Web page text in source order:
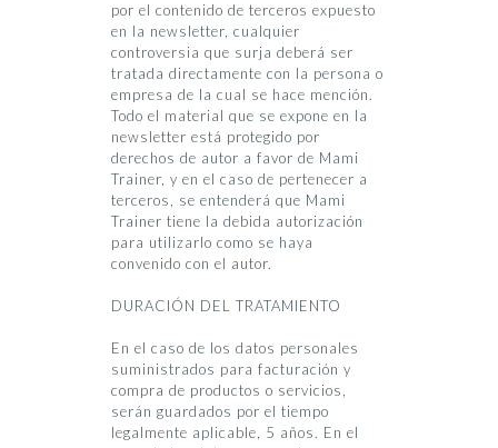
por el contenido de terceros expuesto
en la newsletter, cualquier
controversia que surja deberá ser
tratada directamente con la persona o
empresa de la cual se hace mención.
Todo el material que se expone en la
newsletter está protegido por
derechos de autor a favor de Mami
Trainer, y en el caso de pertenecer a
terceros, se entenderá que Mami
Trainer tiene la debida autorización
para utilizarlo como se haya
convenido con el autor.
DURACIÓN DEL TRATAMIENTO
En el caso de los datos personales
suministrados para facturación y
compra de productos o servicios,
serán guardados por el tiempo
legalmente aplicable, 5 años. En el